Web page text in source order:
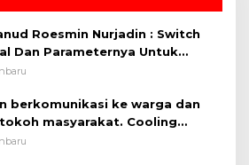
Roesmin Nurjadin : Switch
Dan Parameternya Untuk
✈
berkomunikasi ke warga dan
masyarakat. Cooling
OMP LK ²024 Polsek Rumbai,